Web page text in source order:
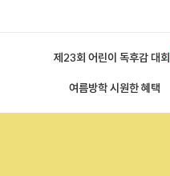
제23회 어린이 독후감 대회
여름방학 시원한 혜택